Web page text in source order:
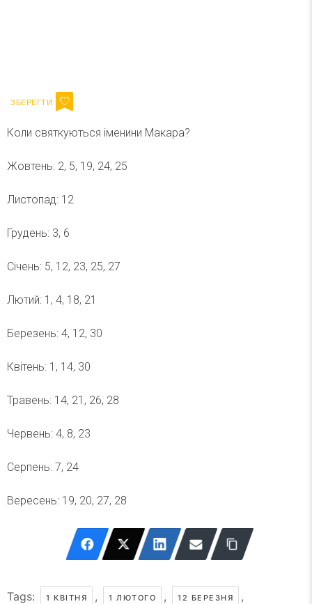
Коли святкуються іменини Макара?
Жовтень: 2, 5, 19, 24, 25
Листопад: 12
Грудень: 3, 6
Січень: 5, 12, 23, 25, 27
Лютий: 1, 4, 18, 21
Березень: 4, 12, 30
Квітень: 1, 14, 30
Травень: 14, 21, 26, 28
Червень: 4, 8, 23
Серпень: 7, 24
Вересень: 19, 20, 27, 28
Tags: 1 КВІТНЯ , 1 ЛЮТОГО , 12 БЕРЕЗНЯ ,